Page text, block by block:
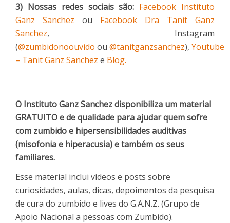
3) Nossas redes sociais são: Facebook Instituto
Ganz Sanchez ou Facebook Dra Tanit Ganz
Sanchez, Instagram
(@zumbidonoouvido ou @tanitganzsanchez), Youtube
– Tanit Ganz Sanchez e Blog.
O Instituto Ganz Sanchez disponibiliza um material
GRATUITO e de qualidade para ajudar quem sofre
com zumbido e hipersensibilidades auditivas
(misofonia e hiperacusia) e também os seus
familiares.
Esse material inclui vídeos e posts sobre
curiosidades, aulas, dicas, depoimentos da pesquisa
de cura do zumbido e lives do G.A.N.Z. (Grupo de
Apoio Nacional a pessoas com Zumbido).